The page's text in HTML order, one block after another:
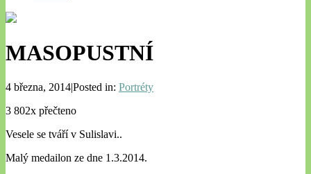
MASOPUSTNÍ
4 března, 2014|Posted in: Portréty
3 802x přečteno
Vesele se tváří v Sulislavi..
Malý medailon ze dne 1.3.2014.